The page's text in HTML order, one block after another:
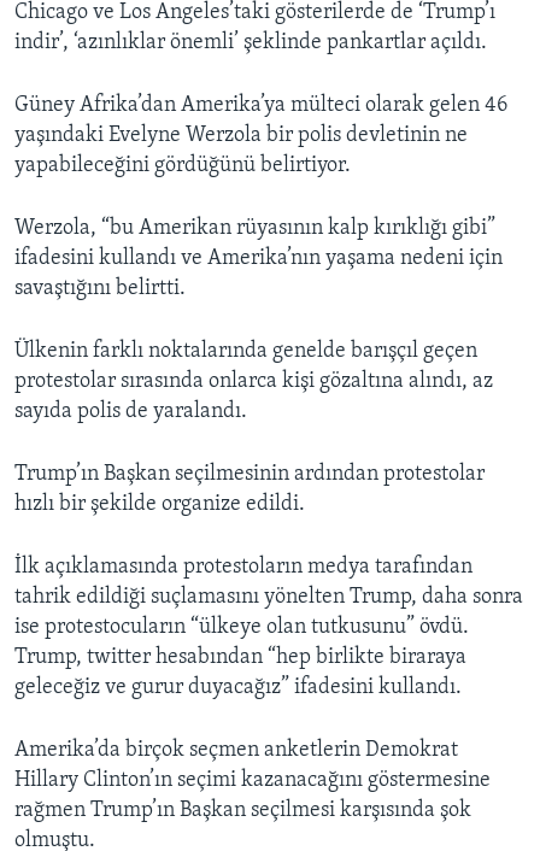
Chicago ve Los Angeles’taki gösterilerde de ‘Trump’ı
indir’, ‘azınlıklar önemli’ şeklinde pankartlar açıldı.
Güney Afrika’dan Amerika’ya mülteci olarak gelen 46
yaşındaki Evelyne Werzola bir polis devletinin ne
yapabileceğini gördüğünü belirtiyor.
Werzola, “bu Amerikan rüyasının kalp kırıklığı gibi”
ifadesini kullandı ve Amerika’nın yaşama nedeni için
savaştığını belirtti.
Ülkenin farklı noktalarında genelde barışçıl geçen
protestolar sırasında onlarca kişi gözaltına alındı, az
sayıda polis de yaralandı.
Trump’ın Başkan seçilmesinin ardından protestolar
hızlı bir şekilde organize edildi.
İlk açıklamasında protestoların medya tarafından
tahrik edildiği suçlamasını yönelten Trump, daha sonra
ise protestocuların “ülkeye olan tutkusunu” övdü.
Trump, twitter hesabından “hep birlikte biraraya
geleceğiz ve gurur duyacağız” ifadesini kullandı.
Amerika’da birçok seçmen anketlerin Demokrat
Hillary Clinton’ın seçimi kazanacağını göstermesine
rağmen Trump’ın Başkan seçilmesi karşısında şok
olmuştu.